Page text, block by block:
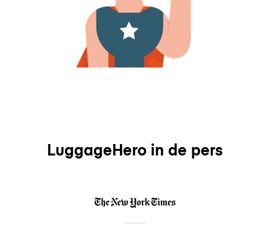
LuggageHero in de pers